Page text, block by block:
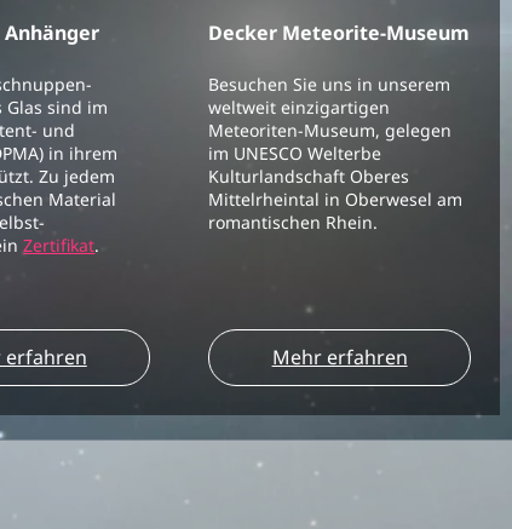
Glas sind im
und
in ihrem
Zu jedem
Material
Zertifikat.
erfahren
Decker Meteorite-Museum
Besuchen Sie uns in unserem
weltweit einzigartigen
Meteoriten-Museum, gelegen
im UNESCO Welterbe
Kulturlandschaft Oberes
Mittelrheintal in Oberwesel am
romantischen Rhein.
Mehr erfahren